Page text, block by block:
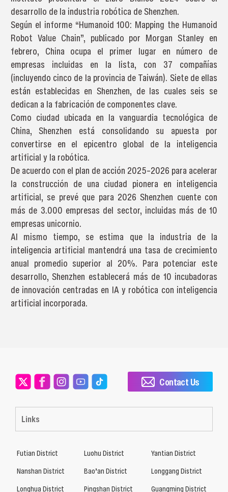
desarrollo de la industria robótica de Shenzhen.
Según el informe “Humanoid 100: Mapping the Humanoid
Robot Value Chain”, publicado por Morgan Stanley en
febrero, China ocupa el primer lugar en número de
empresas incluidas en la lista, con 37 compañías
(incluyendo cinco de la provincia de Taiwán). Siete de ellas
están establecidas en Shenzhen, de las cuales seis se
dedican a la fabricación de componentes clave.
Como ciudad ubicada en la vanguardia tecnológica de
China, Shenzhen está consolidando su apuesta por
convertirse en el epicentro global de la inteligencia
artificial y la robótica.
De acuerdo con el plan de acción 2025–2026 para acelerar
la construcción de una ciudad pionera en inteligencia
artificial, se prevé que para 2026 Shenzhen cuente con
más de 3.000 empresas del sector, incluidas más de 10
empresas unicornio.
Al mismo tiempo, se estima que la industria de la
inteligencia artificial mantendrá una tasa de crecimiento
anual promedio superior al 20%. Para potenciar este
desarrollo, Shenzhen establecerá más de 10 incubadoras
de innovación centradas en IA y robótica con inteligencia
artificial incorporada.
Links
Contact Us
Futian District Luohu District
Yantian District
Nanshan District
Bao’an District
Longgang District
Longhua District
Pingshan District Guangming District